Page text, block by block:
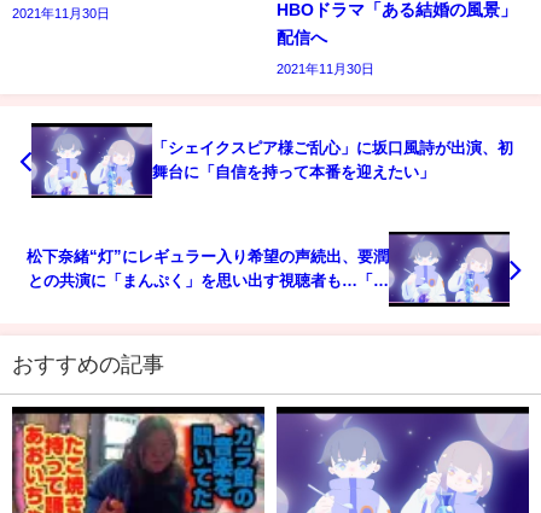
2021年11月30日
HBOドラマ「ある結婚の風景」
配信へ
2021年11月30日
「シェイクスピア様ご乱心」に坂口風詩が出演、初
舞台に「自信を持って本番を迎えたい」
松下奈緒“灯”にレギュラー入り希望の声続出、要潤
との共演に「まんぷく」を思い出す視聴者も…「ド
おすすめの記事